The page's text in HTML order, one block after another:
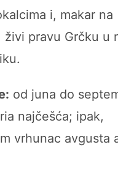
i, makar na
živi pravu Grčku u
od juna do
najčešća; ipak,
vrhunac avgusta